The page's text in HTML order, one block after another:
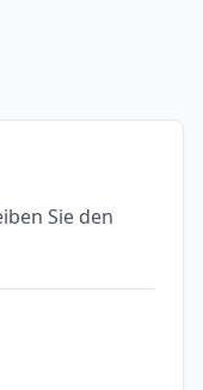
Sie den